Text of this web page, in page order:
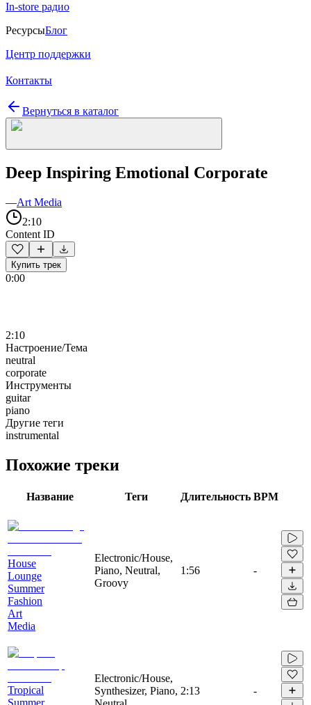
In-store радио
РесурсыБлог
Центр поддержки
Контакты
Вернуться в каталог
Deep Inspiring Emotional Corporate
—Art Media
2:10
Content ID
Купить трек
0:00
2:10
Настроение/Тема
neutral
corporate
Инструменты
guitar
piano
Другие теги
instrumental
Похожие треки
Название Теги Длительность BPM
House
Lounge
Summer
Fashion
Art
Media
Electronic/House,
Piano, Neutral,
Groovy
1:56 -
Tropical
Summer
Electronic/House,
Synthesizer, Piano, 2:13 -